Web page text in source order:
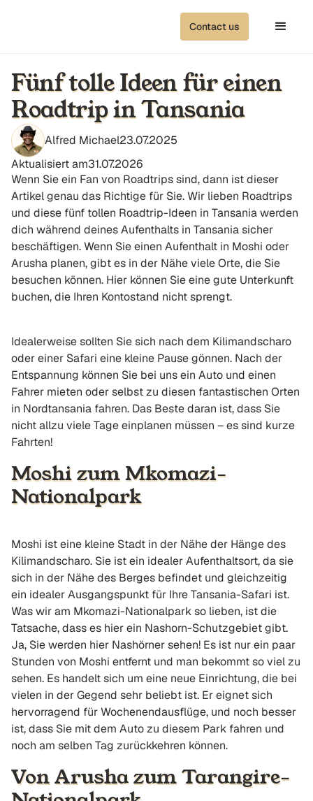
Contact us
Fünf tolle Ideen für einen
Roadtrip in Tansania
Alfred Michael23.07.2025
Aktualisiert am31.07.2026
Wenn Sie ein Fan von Roadtrips sind, dann ist dieser
Artikel genau das Richtige für Sie. Wir lieben Roadtrips
und diese fünf tollen Roadtrip-Ideen in Tansania werden
dich während deines Aufenthalts in Tansania sicher
beschäftigen. Wenn Sie einen Aufenthalt in Moshi oder
Arusha planen, gibt es in der Nähe viele Orte, die Sie
besuchen können. Hier können Sie eine gute Unterkunft
buchen, die Ihren Kontostand nicht sprengt.
Idealerweise sollten Sie sich nach dem Kilimandscharo
oder einer Safari eine kleine Pause gönnen. Nach der
Entspannung können Sie bei uns ein Auto und einen
Fahrer mieten oder selbst zu diesen fantastischen Orten
in Nordtansania fahren. Das Beste daran ist, dass Sie
nicht allzu viele Tage einplanen müssen – es sind kurze
Fahrten!
Moshi zum Mkomazi-
Nationalpark
Moshi ist eine kleine Stadt in der Nähe der Hänge des
Kilimandscharo. Sie ist ein idealer Aufenthaltsort, da sie
sich in der Nähe des Berges befindet und gleichzeitig
ein idealer Ausgangspunkt für Ihre Tansania-Safari ist.
Was wir am Mkomazi-Nationalpark so lieben, ist die
Tatsache, dass es hier ein Nashorn-Schutzgebiet gibt.
Ja, Sie werden hier Nashörner sehen! Es ist nur ein paar
Stunden von Moshi entfernt und man bekommt so viel zu
sehen. Es handelt sich um eine neue Einrichtung, die bei
vielen in der Gegend sehr beliebt ist. Er eignet sich
hervorragend für Wochenendausflüge, und noch besser
ist, dass Sie mit dem Auto zu diesem Park fahren und
noch am selben Tag zurückkehren können.
Von Arusha zum Tarangire-